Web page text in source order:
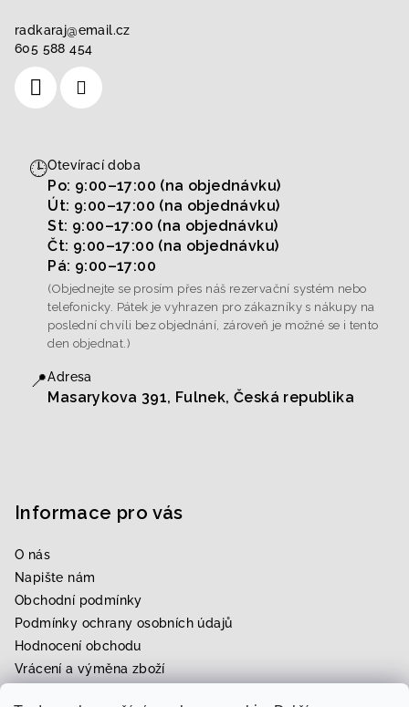
radkaraj@email.cz
605 588 454
🕒Otevírací doba
Po: 9:00–17:00 (na objednávku)
Út: 9:00–17:00 (na objednávku)
St: 9:00–17:00 (na objednávku)
Čt: 9:00–17:00 (na objednávku)
Pá: 9:00–17:00
(Objednejte se prosím přes náš rezervační systém nebo
telefonicky. Pátek je vyhrazen pro zákazníky s nákupy na
poslední chvíli bez objednání, zároveň je možné se i tento
den objednat.)
📍Adresa
Masarykova 391, Fulnek, Česká republika
Informace pro vás
O nás
Napište nám
Obchodní podmínky
Podmínky ochrany osobních údajů
Hodnocení obchodu
Vrácení a výměna zboží